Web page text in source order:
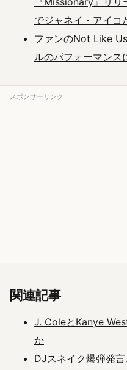
でジャネイ・アイコ
ファンのNot Like
ルのパフォーマンス
スポンサーリンク
関連記事
J. ColeとKanye
か
DJスネイク爆弾発